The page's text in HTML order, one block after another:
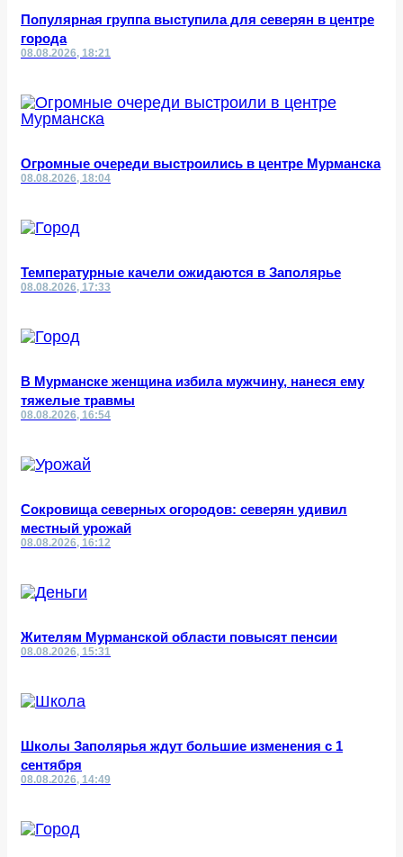
Популярная группа выступила для северян в центре
города
08.08.2026, 18:21
Огромные очереди выстроились в центре Мурманска
08.08.2026, 18:04
Температурные качели ожидаются в Заполярье
08.08.2026, 17:33
В Мурманске женщина избила мужчину, нанеся ему
тяжелые травмы
08.08.2026, 16:54
Сокровища северных огородов: северян удивил
местный урожай
08.08.2026, 16:12
Жителям Мурманской области повысят пенсии
08.08.2026, 15:31
Школы Заполярья ждут большие изменения с 1
сентября
08.08.2026, 14:49